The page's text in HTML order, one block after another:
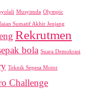
Musyimda Olympic
Sumatif Akhir Jenjang
Rekrutmen
bola Suara Demokrasi
Teknik Sepesa Motor
Challenge